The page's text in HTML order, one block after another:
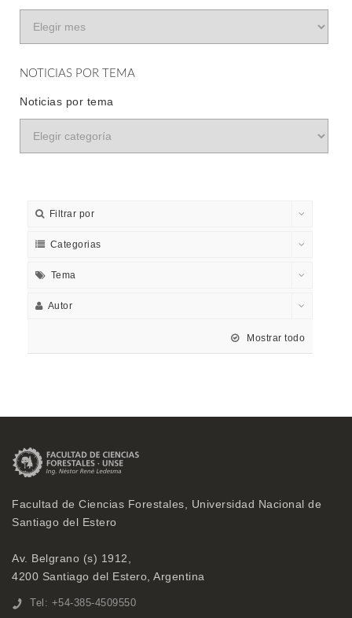
NOTICIAS POR TEMA
Noticias por tema
Filtrar por
Categorias
Tema
Autor
Mostrar todo
Facultad de Ciencias Forestales, Universidad Nacional de
Santiago del Estero
Av. Belgrano (s) 1912,
4200 Santiago del Estero, Argentina
Tel: +54-385-4509550